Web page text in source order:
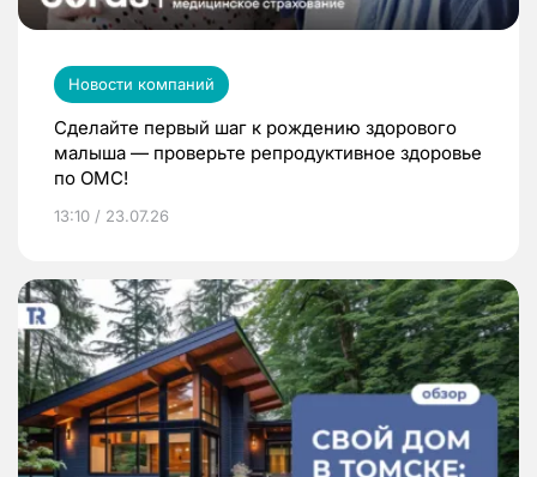
Новости компаний
Сделайте первый шаг к рождению здорового
малыша — проверьте репродуктивное здоровье
по ОМС!
13:10 / 23.07.26